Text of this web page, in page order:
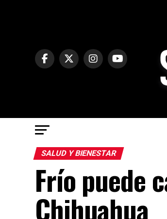
SALUD Y BIENESTAR
Frío puede
Chihuahua